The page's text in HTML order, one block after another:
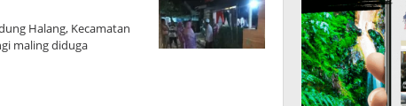
Halang, Kecamatan
maling diduga